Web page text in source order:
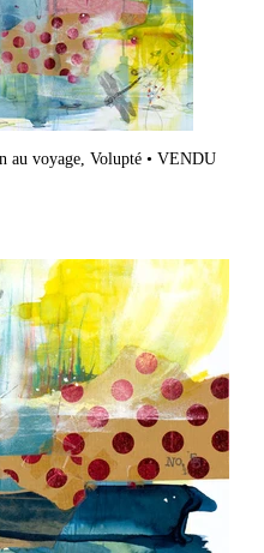
au voyage, Volupté • VENDU